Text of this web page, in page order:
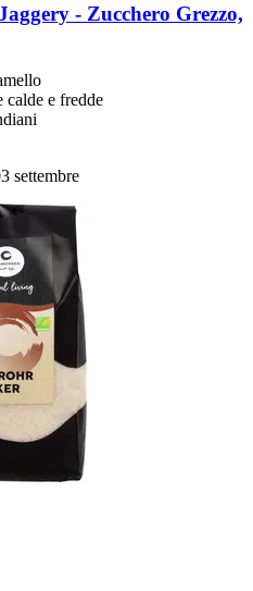
-​ Zucchero Grezzo,
calde e fredde
settembre